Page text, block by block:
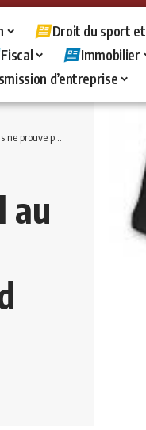
Droit du sport
Fiscal Immobilier
d’entreprise
à l’égard des tiers
au